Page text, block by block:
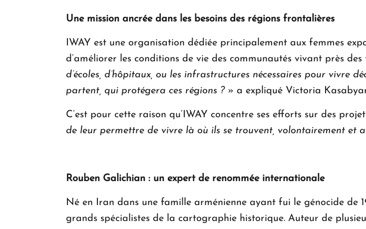
Une mission ancrée dans les besoins des régions frontalières
IWAY est une organisation dédiée principalement aux femmes
d’améliorer les conditions de vie des communautés vivant près des
d’écoles, d’hôpitaux, ou les infrastructures nécessaires pour vivre
partent, qui protégera ces régions ? » a expliqué Victoria
C’est pour cette raison qu’IWAY concentre ses efforts sur des
de leur permettre de vivre là où ils se trouvent, volontairement et
Rouben Galichian : un expert de renommée internationale
Né en Iran dans une famille arménienne ayant fui le génocide de
grands spécialistes de la cartographie historique. Auteur de